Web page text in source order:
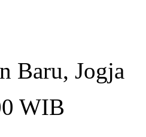
Baru, Jogja
WIB